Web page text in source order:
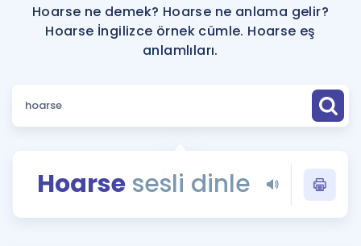
ÜYE DEĞİLİM
Faydalı Araçlar
Sözlük
Rehberlik Aracı
ÖSYM Sınav Takvimi
Hakkımızda
Hoarse ne demek? Hoarse ne anlama gelir?
Hoarse İngilizce örnek cümle. Hoarse eş
anlamlıları.
Hoarsesesli dinle